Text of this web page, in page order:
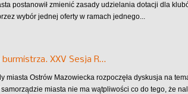
postanowił zmienić zasady udzielania dotacji dla
wybór jednej oferty w ramach jednego...
XXV Sesja R…
miasta Ostrów Mazowiecka rozpoczęła dyskusja na
miasta nie ma wątpliwości co do tego, że